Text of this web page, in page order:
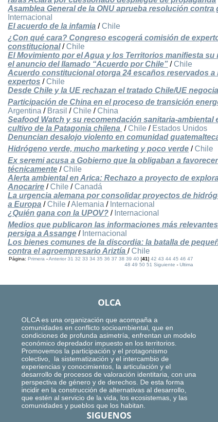
Asamblea General de la ONU aprueba resolución
Internacional
El acuerdo de la infamia / Chile
¿Con qué cara? Congreso escogerá comisión de
constitucional/ Chile
El Movimiento por el Agua y los Territorios manifiesta
el anuncio del llamado “Acuerdo por Chile” / Chile
Acuerdo constitucional otorga 24 escaños reservados a
expertos / Chile
Desde Chile y la UE rechazan el tratado Chile/UE
Participación de China en el proceso de transición
Argentina / Brasil / Chile / China
Seafood Watch y su recomendación sanitaria-ambiental
cultivo de la Patagonia chilena / Chile / Estados Unidos
Denuncian desalojo violento en comunidad
Hidrógeno verde, mucho marketing y poco verde / Chile
Ex seremi acusa a Gobierno que la obligaban a
técnicamente / Chile
Alerta ambiental en Arica: Rechazo a proyecto de
Anocarire / Chile / Canadá
La urgencia alemana por consolidar proyectos de
a Europa / Chile /Alemania / Internacional
¿Quién gana con la UPOV? / Internacional
Medios que publicaron las informaciones más
persiga a Assange / Internacional
Los bienes comunes de la discordia: la batalla de
contra el agroempresario Ariztía / Chile
Página:Primera -Anterior 31 32 33 34 35 36 37 38 39 40 [41]42 43 44 45 46 47
48 49 50 51 Siguiente -Ultima
OLCA
OLCA es una organización que acompaña a
comunidades en conflicto socioambiental, que en
condiciones de profunda asimetría, enfrentan un modelo
económico depredador impuesto en los territorios.
Promovemos la participación y el protagonismo
colectivo, la sistematización y el intercambio de
experiencias y conocimientos, la articulación y el
desarrollo de procesos de valoración identitaria, con una
perspectiva de género y de derechos. De esta forma
incidir en la construcción de alternativas al desarrollo,
que estén al servicio de la vida, los ecosistemas, y las
comunidades y pueblos que los habitan.
SIGUENOS